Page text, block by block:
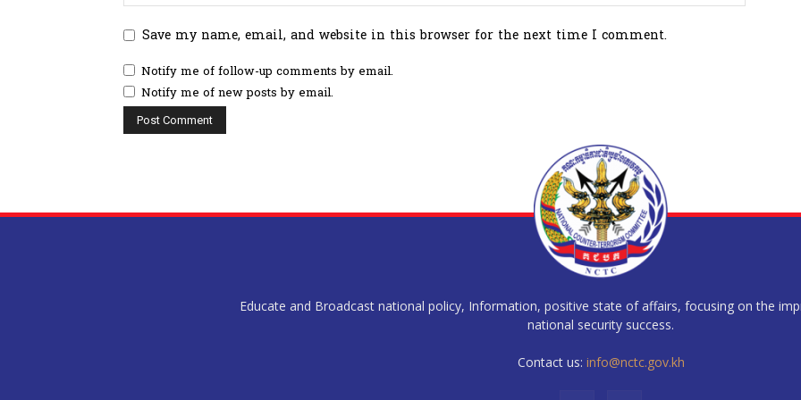
Save my name, email, and website in this browser for the next time I comment.
Notify me of follow-up comments by email.
Notify me of new posts by email.
Educate and Broadcast national policy, Information, positive state of affairs, focusing on the
national security success.
Contact us: info@nctc.gov.kh